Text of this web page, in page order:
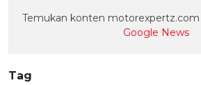
Temukan konten motorexpertz.com
Google News
Tag